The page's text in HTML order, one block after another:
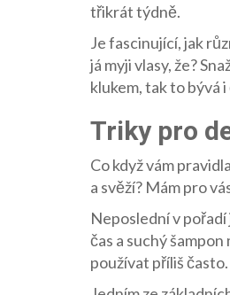
třikrát týdně.
Je fascinující, jak
já myji vlasy, že?
klukem, tak to bývá
Triky pro
Co když vám
a svěží? Mám pro
Neposlední v pořadí
čas a suchý
používat příliš